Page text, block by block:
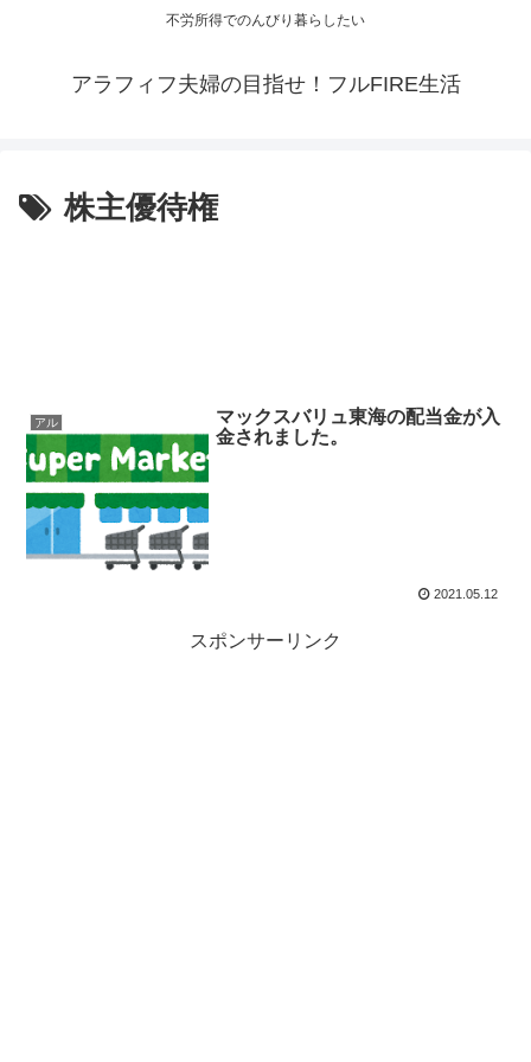
不労所得でのんびり暮らしたい
アラフィフ夫婦の目指せ！フルFIRE生活
株主優待権
アル
マックスバリュ東海の配当金が入
金されました。
2021.05.12
スポンサーリンク